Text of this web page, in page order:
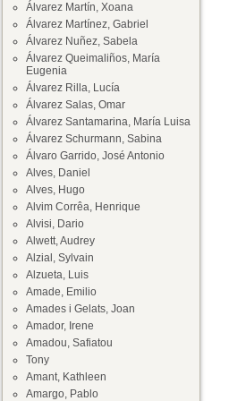
Álvarez Martín, Xoana
Álvarez Martínez, Gabriel
Álvarez Nuñez, Sabela
Álvarez Queimaliños, María
Eugenia
Álvarez Rilla, Lucía
Álvarez Salas, Omar
Álvarez Santamarina, María Luisa
Álvarez Schurmann, Sabina
Álvaro Garrido, José Antonio
Alves, Daniel
Alves, Hugo
Alvim Corrêa, Henrique
Alvisi, Dario
Alwett, Audrey
Alzial, Sylvain
Alzueta, Luis
Amade, Emilio
Amades i Gelats, Joan
Amador, Irene
Amadou, Safiatou
Tony
Amant, Kathleen
Amargo, Pablo